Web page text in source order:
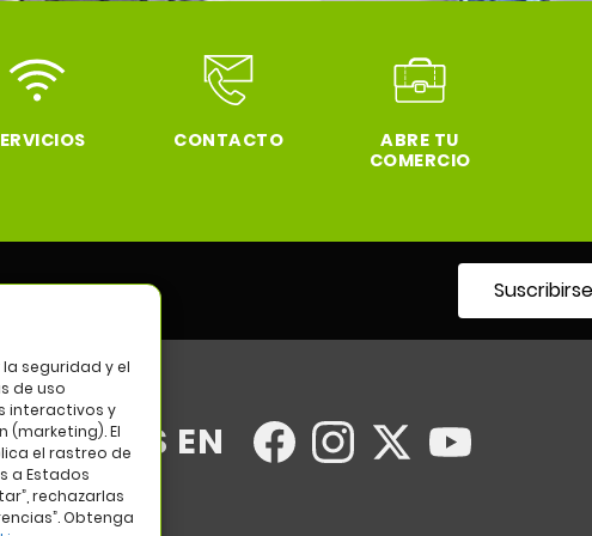
seguridad y el
de uso
interactivos y
(marketing). El
el rastreo de
a Estados
rechazarlas
Obtenga
CONTACTO
ABRE TU
COMERCIO
centro
Suscribirse
EN